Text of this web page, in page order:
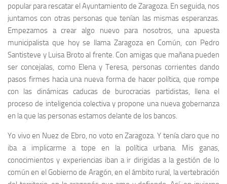
popular para rescatar el Ayuntamiento de Zaragoza. En seguida, nos
juntamos con otras personas que tenían las mismas esperanzas.
Empezamos a crear algo nuevo para nosotros, una apuesta
municipalista que hoy se llama Zaragoza en Común, con Pedro
Santisteve y Luisa Broto al frente. Con amigas que mañana pueden
ser concejalas, como Elena y Teresa, personas corrientes dando
pasos firmes hacia una nueva forma de hacer política, que rompe
con las dinámicas caducas de burocracias partidistas, llena el
proceso de inteligencia colectiva y propone una nueva gobernanza
en la que las personas estamos delante de los bancos.
Yo vivo en Nuez de Ebro, no voto en Zaragoza. Y tenía claro que no
iba a implicarme a tope en la política urbana. Mis ganas,
conocimientos y experiencias iban a ir dirigidas a la gestión de lo
común en el Gobierno de Aragón, en el ámbito rural, la vertebración